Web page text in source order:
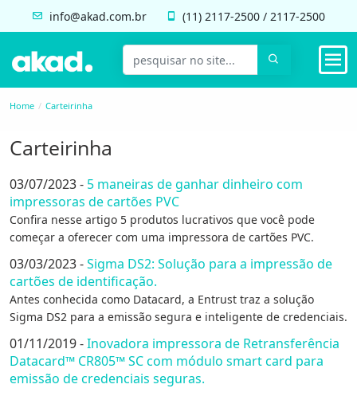
info@akad.com.br (11) 2117-2500 / 2117-2500
Home Carteirinha
Carteirinha
03/07/2023 - 5 maneiras de ganhar dinheiro com
impressoras de cartões PVC
Confira nesse artigo 5 produtos lucrativos que você pode
começar a oferecer com uma impressora de cartões PVC.
03/03/2023 -Sigma DS2: Solução para a impressão de
cartões de identificação.
Antes conhecida como Datacard, a Entrust traz a solução
Sigma DS2 para a emissão segura e inteligente de credenciais.
01/11/2019 -Inovadora impressora de Retransferência
Datacard™ CR805™ SC com módulo smart card para
emissão de credenciais seguras.